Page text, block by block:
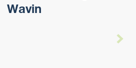
Wavin